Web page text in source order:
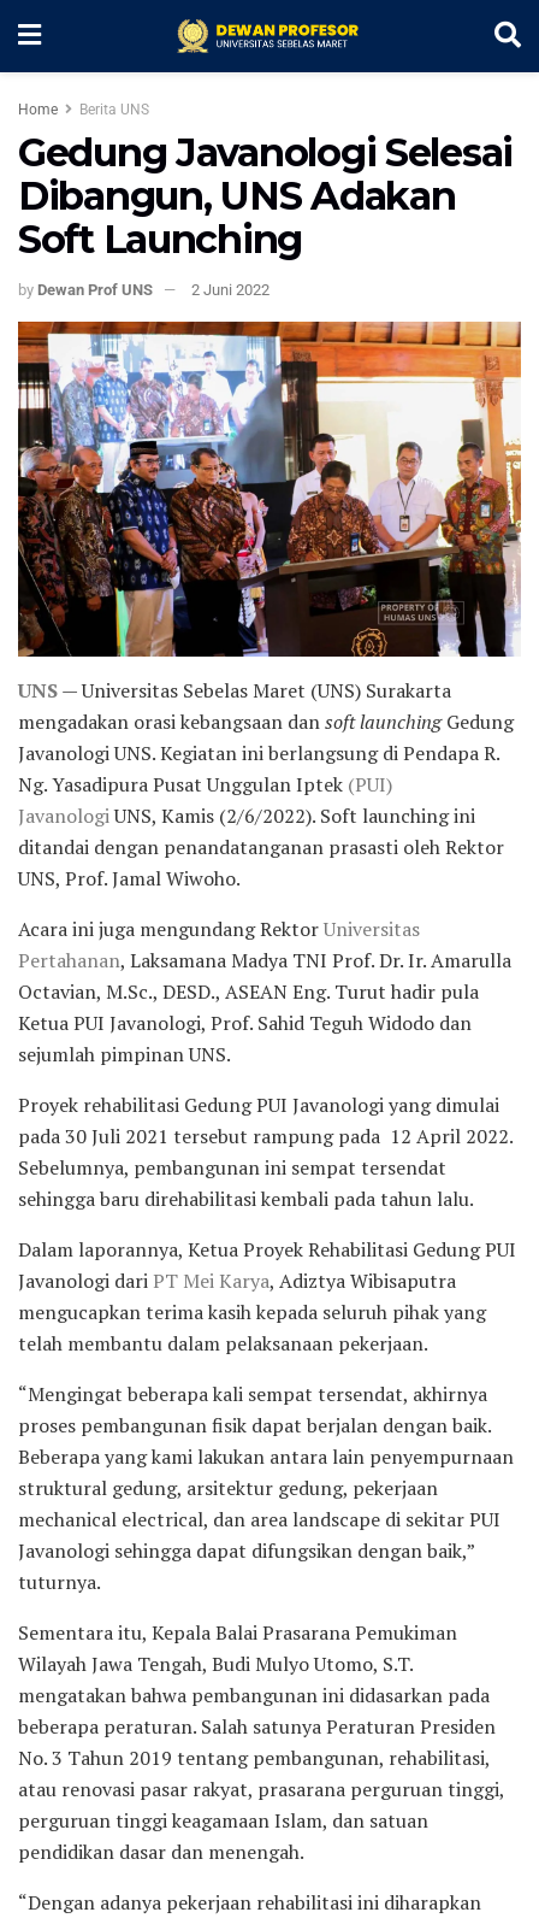
Home Berita UNS
Gedung Javanologi Selesai
Dibangun, UNS Adakan
Soft Launching
by Dewan Prof UNS 2 Juni 2022
UNS— Universitas Sebelas Maret (UNS) Surakarta
mengadakan orasi kebangsaan dansoft launchingGedung
Javanologi UNS. Kegiatan ini berlangsung di Pendapa R.
Ng. Yasadipura Pusat Unggulan Iptek (PUI)
JavanologiUNS, Kamis (2/6/2022). Soft launching ini
ditandai dengan penandatanganan prasasti oleh Rektor
UNS, Prof. Jamal Wiwoho.
Acara ini juga mengundang RektorUniversitas
Pertahanan, Laksamana Madya TNI Prof. Dr. Ir. Amarulla
Octavian, M.Sc., DESD., ASEAN Eng. Turut hadir pula
Ketua PUI Javanologi, Prof. Sahid Teguh Widodo dan
sejumlah pimpinan UNS.
Proyek rehabilitasi Gedung PUI Javanologi yang dimulai
pada 30 Juli 2021 tersebut rampung pada 12 April 2022.
Sebelumnya, pembangunan ini sempat tersendat
sehingga baru direhabilitasi kembali pada tahun lalu.
Dalam laporannya, Ketua Proyek Rehabilitasi Gedung PUI
Javanologi dari PT Mei Karya, Adiztya Wibisaputra
mengucapkan terima kasih kepada seluruh pihak yang
telah membantu dalam pelaksanaan pekerjaan.
“Mengingat beberapa kali sempat tersendat, akhirnya
proses pembangunan fisik dapat berjalan dengan baik.
Beberapa yang kami lakukan antara lain penyempurnaan
struktural gedung, arsitektur gedung, pekerjaan
mechanical electrical, dan area landscape di sekitar PUI
Javanologi sehingga dapat difungsikan dengan baik,”
tuturnya.
Sementara itu, Kepala Balai Prasarana Pemukiman
Wilayah Jawa Tengah, Budi Mulyo Utomo, S.T.
mengatakan bahwa pembangunan ini didasarkan pada
beberapa peraturan. Salah satunya Peraturan Presiden
No. 3 Tahun 2019 tentang pembangunan, rehabilitasi,
atau renovasi pasar rakyat, prasarana perguruan tinggi,
perguruan tinggi keagamaan Islam, dan satuan
pendidikan dasar dan menengah.
“Dengan adanya pekerjaan rehabilitasi ini diharapkan